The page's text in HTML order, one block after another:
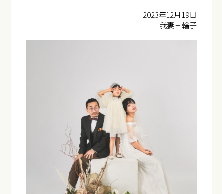
2023年12月19日
我妻三輪子